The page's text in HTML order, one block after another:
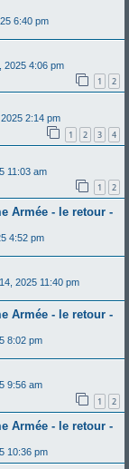
6:40 pm
2025 4:06 pm
1 2
2:14 pm
1 2 3 4
11:03 am
1 2
Armée - le retour -
4:52 pm
2025 11:40 pm
Armée - le retour -
8:02 pm
9:56 am
1 2
Armée - le retour -
10:36 pm